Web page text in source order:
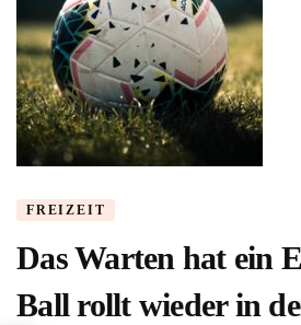
FREIZEIT
Das Warten hat ein
Ball rollt wieder in